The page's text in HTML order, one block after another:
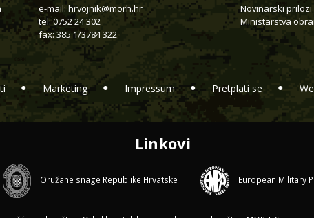
e-mail: hrvojnik@morh.hr
tel: 0752 24 302
fax: 385 1/3784 322
Novinarski
Ministarstva
Marketing Impressum Pretplati se
Linkovi
Oružane snage Republike Hrvatske European Military